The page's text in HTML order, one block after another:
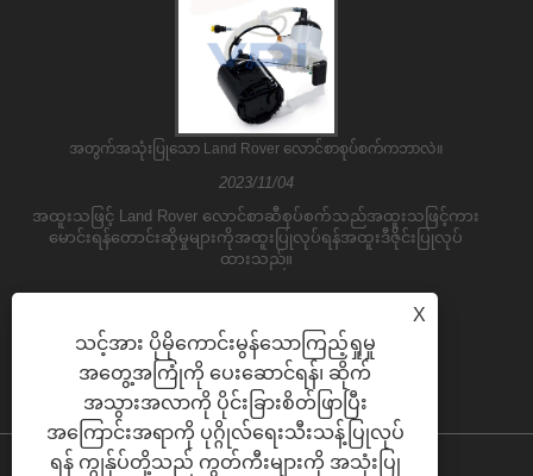
အတွက်အသုံးပြုသော Land Rover လောင်စာစုပ်စက်ကဘာလဲ။
2023/11/04
အထူးသဖြင့် Land Rover လောင်စာဆီစုပ်စက်သည်အထူးသဖြင့်ကား
မောင်းရန်တောင်းဆိုမှုများကိုအထူးပြုလုပ်ရန်အထူးဒီဇိုင်းပြုလုပ်
ထားသည်။
X
သင့်အား ပိုမိုကောင်းမွန်သောကြည့်ရှုမှု
အတွေ့အကြုံကို ပေးဆောင်ရန်၊ ဆိုက်
အသွားအလာကို ပိုင်းခြားစိတ်ဖြာပြီး
အကြောင်းအရာကို ပုဂ္ဂိုလ်ရေးသီးသန့်ပြုလုပ်
ရန် ကျွန်ုပ်တို့သည် ကွတ်ကီးများကို အသုံးပြု